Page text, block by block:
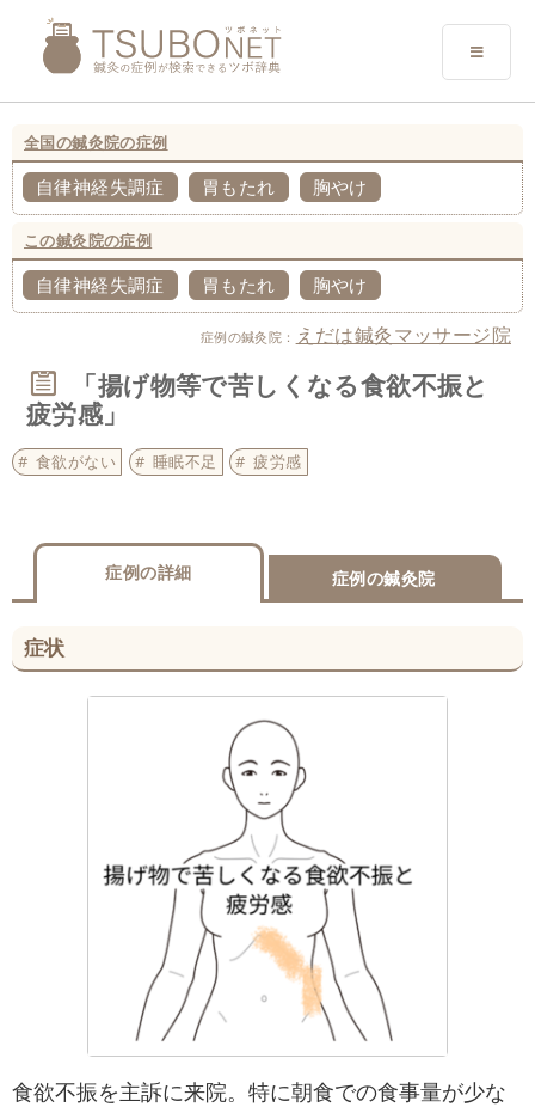
全国の鍼灸院の症例
自律神経失調症 胃もたれ 胸やけ
この鍼灸院の症例
自律神経失調症 胃もたれ 胸やけ
症例の鍼灸院： えだは鍼灸マッサージ院
「揚げ物等で苦しくなる食欲不振と
疲労感」
食欲がない 睡眠不足 疲労感
症例の詳細 症例の鍼灸院
症状
食欲不振を主訴に来院。特に朝食での食事量が少な